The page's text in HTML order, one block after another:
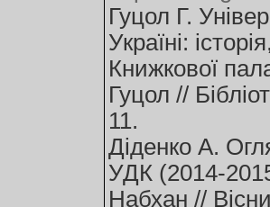
Гуцол Г.
Україні:
Книжкової
Гуцол //
11.
Діденко А.
УДК (2014-
Набхан //